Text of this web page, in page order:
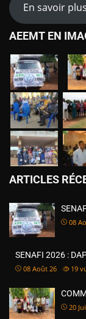
En savoir plus
AEEMT EN
ARTICLES
08
SENAFI 2026 :
08 Août 26 19
20